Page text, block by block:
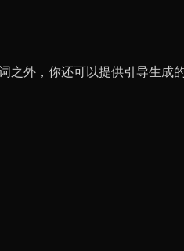
外，你还可以提供引导生成